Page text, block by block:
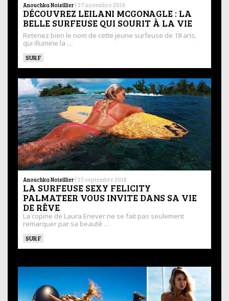
Anouchka Noisillier | 27 novembre 2018
DÉCOUVREZ LEILANI MCGONAGLE : LA
BELLE SURFEUSE QUI SOURIT À LA VIE
Retenez bien le nom de cette jeune surfeuse de 18 ans,
qui illumine la …
SURF
Anouchka Noisillier | 25 septembre 2018
LA SURFEUSE SEXY FELICITY
PALMATEER VOUS INVITE DANS SA VIE
DE RÊVE
La copine de Laura Enever ne se fait pas seulement
remarquer par sa beauté …
SURF